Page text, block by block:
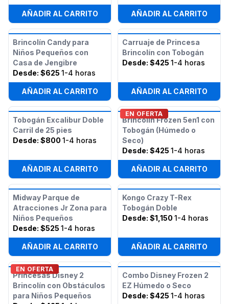
AÑADIR AL CARRITO AÑADIR AL CARRITO
Brincolín Candy para
Niños Pequeños con
Casa de Jengibre
Desde: $625 1-4 horas
AÑADIR AL CARRITO
Carruaje de Princesa
Brincolín con Tobogán
Desde: $425 1-4 horas
AÑADIR AL CARRITO
Tobogán Excalibur Doble
Carril de 25 pies
Desde: $800 1-4 horas
AÑADIR AL CARRITO
EN OFERTA
Brincolín Frozen 5en1 con
Tobogán (Húmedo o
Seco)
Desde: $425 1-4 horas
AÑADIR AL CARRITO
Midway Parque de
Atracciones Jr Zona para
Niños Pequeños
Desde: $525 1-4 horas
AÑADIR AL CARRITO
Kongo Crazy T-Rex
Tobogán Doble
Desde: $1,150 1-4 horas
AÑADIR AL CARRITO
EN OFERTA
Princesas Disney 2
Brincolín con Obstáculos
para Niños Pequeños
Combo Disney Frozen 2
EZ Húmedo o Seco
Desde: $425 1-4 horas